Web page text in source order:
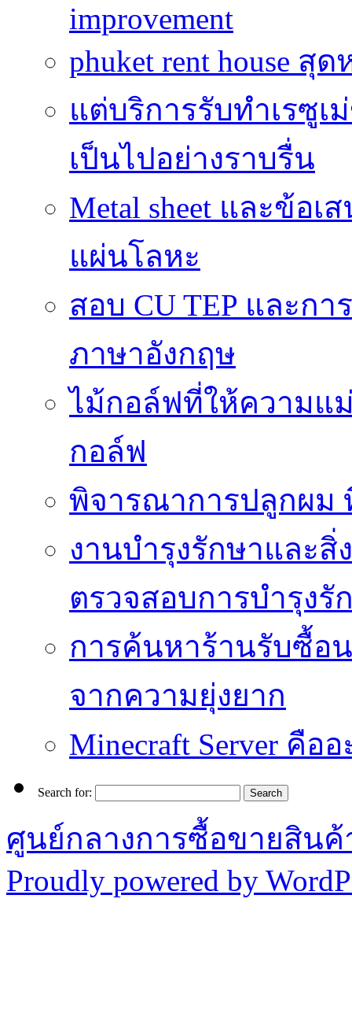
improvement
phuket rent house
แต่บริการรับทำเรซูเ
เป็นไปอย่างราบรื่น
Metal sheet และข้อ
แผ่นโลหะ
สอบ CU TEP และก
ภาษาอังกฤษ
ไม้กอล์ฟที่ให้ความแ
กอล์ฟ
พิจารณาการปลูกผม
งานบำรุงรักษาและ
ตรวจสอบการบำรุงรั
การค้นหาร้านรับซื้อ
จากความยุ่งยาก
Minecraft Server คืออ
Search for:
ศูนย์กลางการซื้อขายสินค้
Proudly powered by